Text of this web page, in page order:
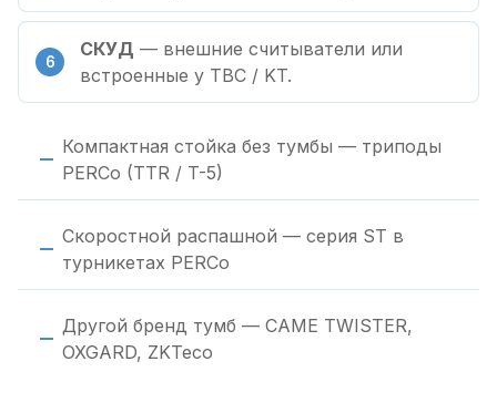
СКУД — внешние считыватели или
встроенные у TBC / KT.
Компактная стойка без тумбы — триподы
PERCo (TTR / T-5)
Скоростной распашной — серия ST в
турникетах PERCo
Другой бренд тумб — CAME TWISTER,
OXGARD, ZKTeco